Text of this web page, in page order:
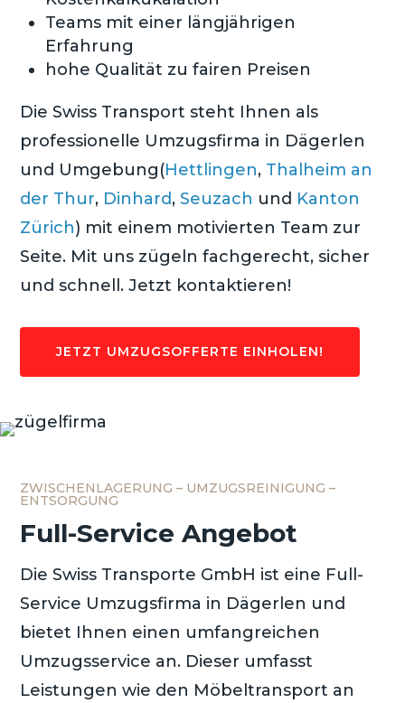
Teams mit einer längjährigen
Erfahrung
hohe Qualität zu fairen Preisen
Die Swiss Transport steht Ihnen als
professionelle Umzugsfirma in Dägerlen
und Umgebung(Hettlingen, Thalheim an
der Thur, Dinhard,Seuzach und Kanton
Zürich) mit einem motivierten Team zur
Seite. Mit uns zügeln fachgerecht, sicher
und schnell. Jetzt kontaktieren!
JETZT UMZUGSOFFERTE EINHOLEN!
ZWISCHENLAGERUNG – UMZUGSREINIGUNG –
ENTSORGUNG
Full-Service Angebot
Die Swiss Transporte GmbH ist eine Full-
Service Umzugsfirma in Dägerlen und
bietet Ihnen einen umfangreichen
Umzugsservice an. Dieser umfasst
Leistungen wie den Möbeltransport an